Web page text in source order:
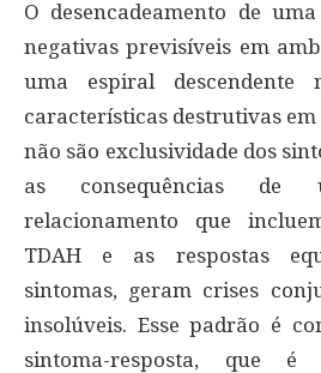
O desencadeamento de
negativas previsíveis em
uma espiral descendente
características destrutivas
não são exclusividade dos
as consequências
relacionamento que
TDAH e as respostas
sintomas, geram crises
insolúveis. Esse padrão é
sintoma-resposta, que